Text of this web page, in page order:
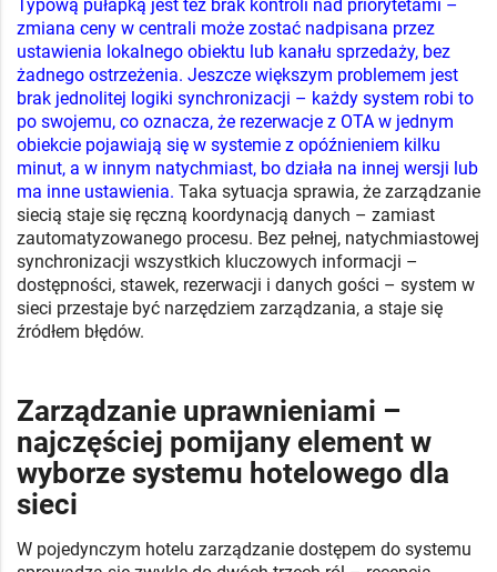
Typową pułapką jest też brak kontroli nad priorytetami –
zmiana ceny w centrali może zostać nadpisana przez
ustawienia lokalnego obiektu lub kanału sprzedaży, bez
żadnego ostrzeżenia. Jeszcze większym problemem jest
brak jednolitej logiki synchronizacji – każdy system robi to
po swojemu, co oznacza, że rezerwacje z OTA w jednym
obiekcie pojawiają się w systemie z opóźnieniem kilku
minut, a w innym natychmiast, bo działa na innej wersji lub
ma inne ustawienia. Taka sytuacja sprawia, że zarządzanie
siecią staje się ręczną koordynacją danych – zamiast
zautomatyzowanego procesu. Bez pełnej, natychmiastowej
synchronizacji wszystkich kluczowych informacji –
dostępności, stawek, rezerwacji i danych gości – system w
sieci przestaje być narzędziem zarządzania, a staje się
źródłem błędów.
Zarządzanie uprawnieniami –
najczęściej pomijany element w
wyborze systemu hotelowego dla
sieci
W pojedynczym hotelu zarządzanie dostępem do systemu